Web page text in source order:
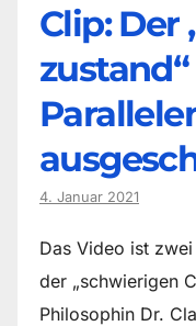
Clip: Der
4. Januar 2021
Das Video ist
der „schwierigen
Philosophin Dr.